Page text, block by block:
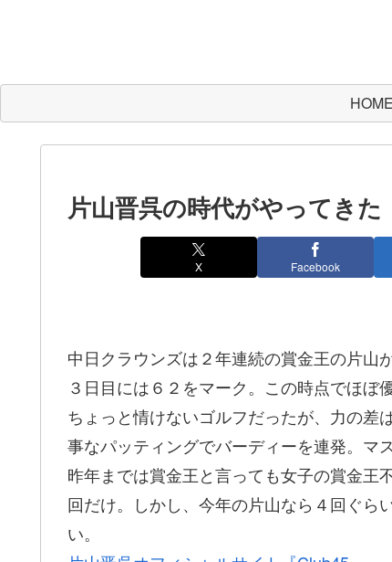
HOME
片山晋呉の時代がやってきた
X Facebook
中日クラウンズは２年連続の賞金王の片山
３日目には６２をマーク。この時点でほぼ
ちょっと情けないゴルフだったが、力の差
事なパッティングでバーディーを連発。マ
昨年までは賞金王と言っても女子の賞金王
回だけ。しかし、今年の片山なら４回ぐら
い。